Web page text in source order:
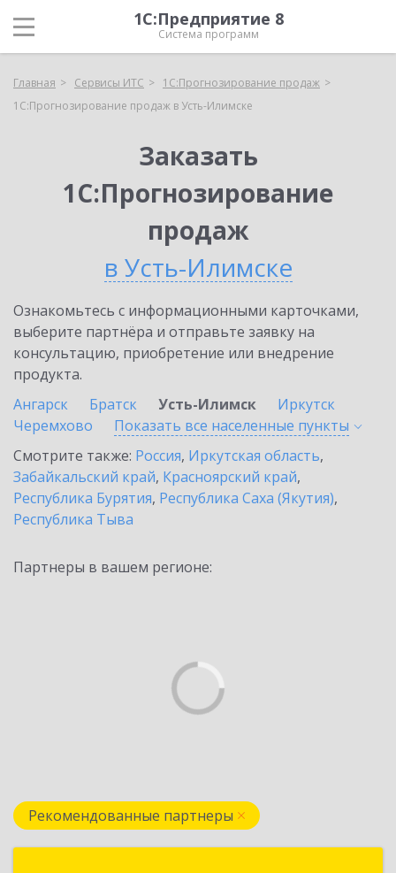
1С:Предприятие 8
Система программ
Главная Сервисы ИТС
1С:Прогнозирование продаж
1С:Прогнозирование продаж в Усть-Илимске
Заказать
1С:Прогнозирование
продаж
в Усть-Илимске
Ознакомьтесь с информационными карточками,
выберите партнёра и отправьте заявку на
консультацию, приобретение или внедрение
продукта.
Ангарск
Братск Усть-Илимск
Иркутск
Черемхово
Показать все населенные пункты
Смотрите также: Россия, Иркутская область,
Забайкальский край, Красноярский край,
Республика Бурятия, Республика Саха (Якутия),
Республика Тыва
Партнеры в вашем регионе:
Рекомендованные партнеры